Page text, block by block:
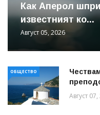
Как Аперол
известният ко...
Август 05, 2026
ОБЩЕСТВО
Август